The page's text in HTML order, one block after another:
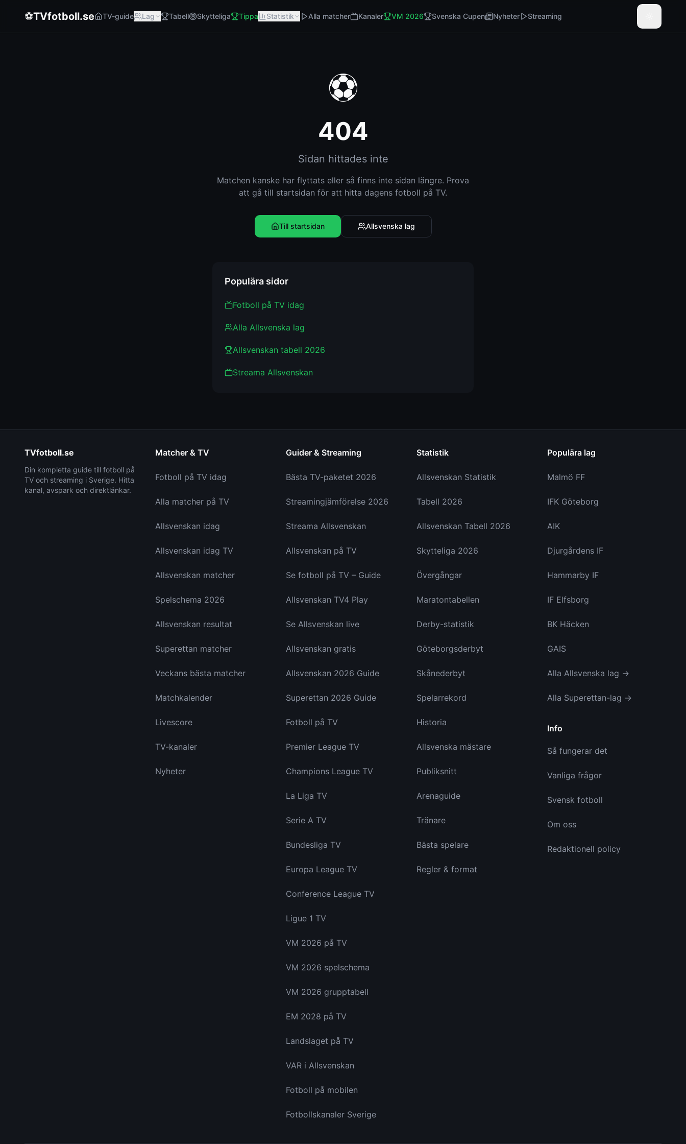
⚽TVfotboll.se TV-guide Lag Tabell Skytteliga Tippa Statistik Alla matcher Kanaler VM 2026 Svenska Cupen Nyheter Streaming
⚽
404
Sidan hittades inte
Matchen kanske har flyttats eller så finns inte sidan längre. Prova
att gå till startsidan för att hitta dagens fotboll på TV.
Till startsidan Allsvenska lag
Populära sidor
Fotboll på TV idag
Alla Allsvenska lag
Allsvenskan tabell 2026
Streama Allsvenskan
TVfotboll.se
Din kompletta guide till fotboll på
TV och streaming i Sverige. Hitta
kanal, avspark och direktlänkar.
Matcher & TV
Fotboll på TV idag
Alla matcher på TV
Allsvenskan idag
Allsvenskan idag TV
Allsvenskan matcher
Spelschema 2026
Allsvenskan resultat
Superettan matcher
Veckans bästa matcher
Matchkalender
Livescore
TV-kanaler
Nyheter
Guider & Streaming
Bästa TV-paketet 2026
Streamingjämförelse 2026
Streama Allsvenskan
Allsvenskan på TV
Se fotboll på TV – Guide
Allsvenskan TV4 Play
Se Allsvenskan live
Allsvenskan gratis
Allsvenskan 2026 Guide
Superettan 2026 Guide
Fotboll på TV
Premier League TV
Champions League TV
La Liga TV
Serie A TV
Bundesliga TV
Europa League TV
Conference League TV
Ligue 1 TV
VM 2026 på TV
VM 2026 spelschema
VM 2026 grupptabell
EM 2028 på TV
Landslaget på TV
VAR i Allsvenskan
Fotboll på mobilen
Fotbollskanaler Sverige
Statistik
Allsvenskan Statistik
Tabell 2026
Allsvenskan Tabell 2026
Skytteliga 2026
Övergångar
Maratontabellen
Derby-statistik
Göteborgsderbyt
Skånederbyt
Spelarrekord
Historia
Allsvenska mästare
Publiksnitt
Arenaguide
Tränare
Bästa spelare
Regler & format
Populära lag
Malmö FF
IFK Göteborg
AIK
Djurgårdens IF
Hammarby IF
IF Elfsborg
BK Häcken
GAIS
Alla Allsvenska lag →
Alla Superettan-lag →
Info
Så fungerar det
Vanliga frågor
Svensk fotboll
Om oss
Redaktionell policy